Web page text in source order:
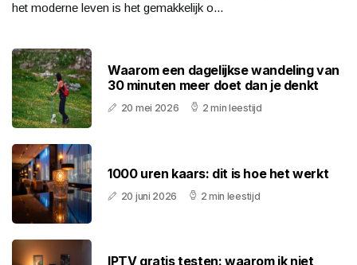
het moderne leven is het gemakkelijk o...
Waarom een dagelijkse wandeling van
30 minuten meer doet dan je denkt
20 mei 2026 2 min leestijd
1000 uren kaars: dit is hoe het werkt
20 juni 2026 2 min leestijd
IPTV gratis testen: waarom ik niet